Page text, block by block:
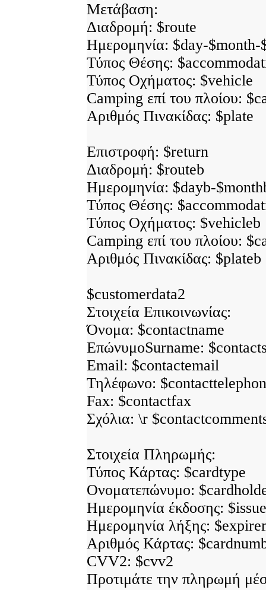
Μετάβαση:
Διαδρομή: $route
Ημερομηνία: $day-$month-
Τύπος Θέσης:
Τύπος Οχήματος: $vehicle
Camping επί του πλοίου:
Αριθμός Πινακίδας: $plate
Επιστροφή: $return
Διαδρομή: $routeb
Ημερομηνία: $dayb-
Τύπος Θέσης:
Τύπος Οχήματος: $vehicleb
Camping επί του πλοίου:
Αριθμός Πινακίδας: $plateb
$customerdata2
Στοιχεία Επικοινωνίας:
Όνομα: $contactname
ΕπώνυμοSurname:
Email: $contactemail
Τηλέφωνο:
Fax: $contactfax
Σχόλια: \r
Στοιχεία Πληρωμής:
Τύπος Κάρτας: $cardtype
Ονοματεπώνυμο:
Ημερομηνία έκδοσης:
Ημερομηνία λήξης:
Αριθμός Κάρτας:
CVV2: $cvv2
Προτιμάτε την πληρωμή